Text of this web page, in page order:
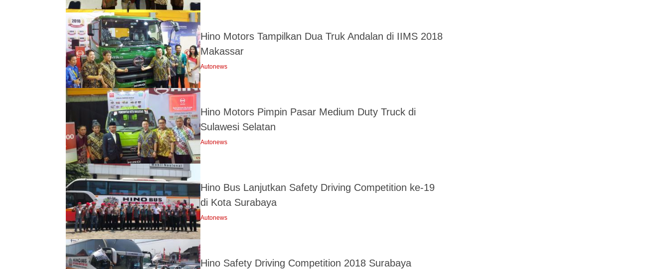
Hino Motors Tampilkan Dua Truk Andalan di IIMS 2018
Makassar
Autonews
Hino Motors Pimpin Pasar Medium Duty Truck di
Sulawesi Selatan
Autonews
Hino Bus Lanjutkan Safety Driving Competition ke-19
di Kota Surabaya
Autonews
Hino Safety Driving Competition 2018 Surabaya